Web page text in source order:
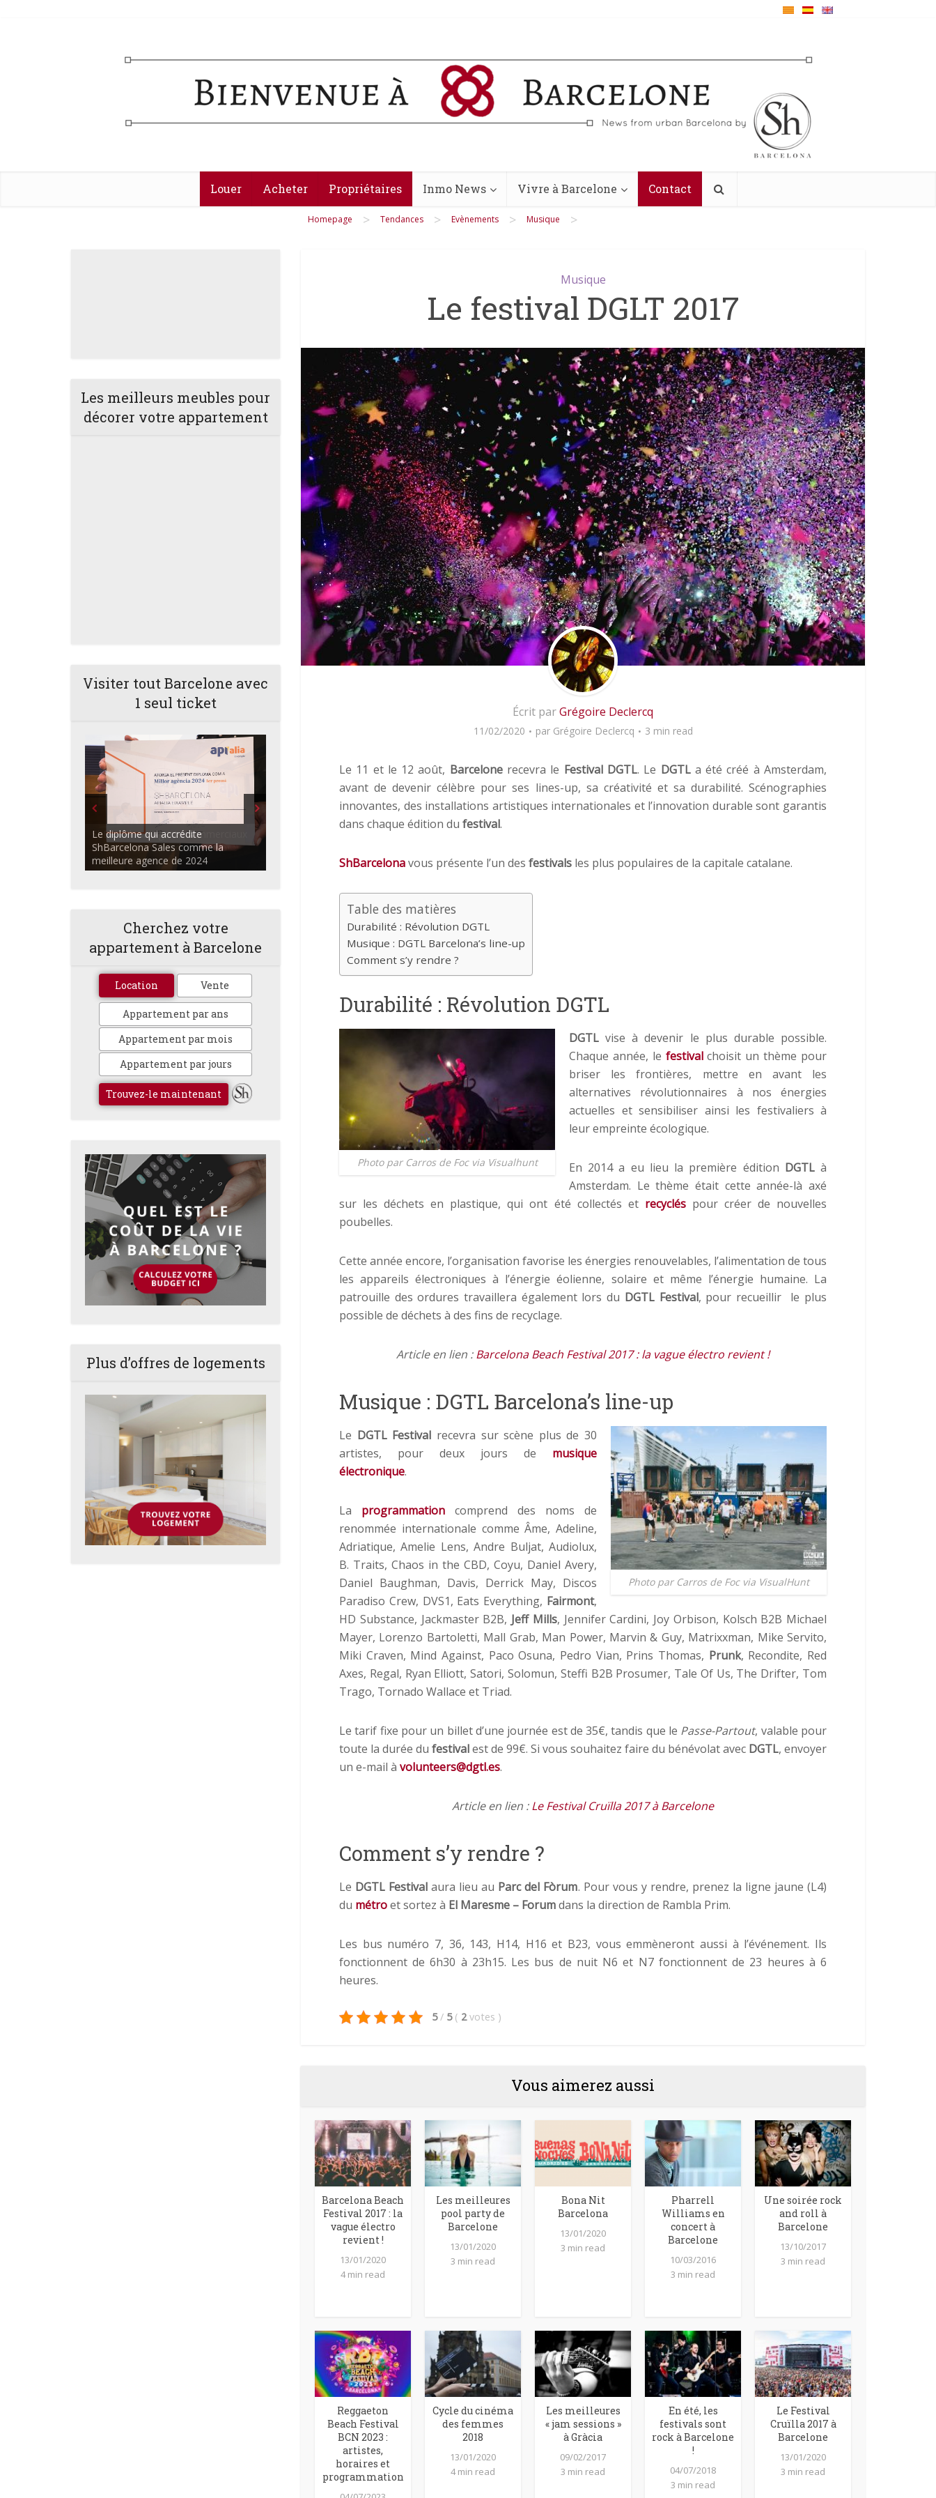
Louer Acheter Propriétaires Inmo News Vivre à Barcelone Contact
Homepage > Tendances > Evènements > Musique >
Les meilleurs meubles pour
décorer votre appartement
Visiter tout Barcelone avec
1 seul ticket
ShBarcelona Agents commerciaux
discutant dans l'auditorium du
Centre Apialia
Cherchez votre
appartement à Barcelone
Location Vente
Appartement par ans
Appartement par mois
Appartement par jours
Trouvez-le maintenant
Plus d’offres de logements
Musique
Le festival DGLT 2017
Écrit parGrégoire Declercq
11/02/2020 par Grégoire Declercq 3 min read
Le 11 et le 12 août, Barcelonerecevra le Festival DGTL. Le DGTLa été créé à Amsterdam,
avant de devenir célèbre pour ses lines-up, sa créativité et sa durabilité. Scénographies
innovantes, des installations artistiques internationales et l’innovation durable sont garantis
dans chaque édition du festival.
ShBarcelonavous présente l’un des festivals les plus populaires de la capitale catalane.
Table des matières
Durabilité : Révolution DGTL
Musique : DGTL Barcelona’s line-up
Comment s’y rendre ?
Durabilité : Révolution DGTL
Photo par Carros de Foc via Visualhunt
DGTL vise à devenir le plus durable possible.
Chaque année, le festivalchoisit un thème pour
briser les frontières, mettre en avant les
alternatives révolutionnaires à nos énergies
actuelles et sensibiliser ainsi les festivaliers à
leur empreinte écologique.
En 2014 a eu lieu la première édition DGTLà
Amsterdam. Le thème était cette année-là axé
sur les déchets en plastique, qui ont été collectés et recyclés pour créer de nouvelles
poubelles.
Cette année encore, l’organisation favorise les énergies renouvelables, l’alimentation de tous
les appareils électroniques à l’énergie éolienne, solaire et même l’énergie humaine. La
patrouille des ordures travaillera également lors du DGTL Festival, pour recueillir le plus
possible de déchets à des fins de recyclage.
Article en lien :Barcelona Beach Festival 2017 : la vague électro revient !
Musique : DGTL Barcelona’s line-up
Photo par Carros de Foc via VisualHunt
Le DGTL Festival recevra sur scène plus de 30
artistes, pour deux jours de
musique
électronique.
La programmation comprend des noms de
renommée internationale comme Âme, Adeline,
Adriatique, Amelie Lens, Andre Buljat, Audiolux,
B. Traits, Chaos in the CBD, Coyu, Daniel Avery,
Daniel Baughman, Davis, Derrick May, Discos
Paradiso Crew, DVS1, Eats Everything, Fairmont,
HD Substance, Jackmaster B2B, Jeff Mills, Jennifer Cardini, Joy Orbison, Kolsch B2B Michael
Mayer, Lorenzo Bartoletti, Mall Grab, Man Power, Marvin & Guy, Matrixxman, Mike Servito,
Miki Craven, Mind Against, Paco Osuna, Pedro Vian, Prins Thomas, Prunk, Recondite, Red
Axes, Regal, Ryan Elliott, Satori, Solomun, Steffi B2B Prosumer, Tale Of Us, The Drifter, Tom
Trago, Tornado Wallace et Triad.
Le tarif fixe pour un billet d’une journée est de 35€, tandis que le Passe-Partout, valable pour
toute la durée du festivalest de 99€. Si vous souhaitez faire du bénévolat avec DGTL, envoyer
un e-mail à volunteers@dgtl.es.
Article en lien :Le Festival Cruïlla 2017 à Barcelone
Comment s’y rendre ?
Le DGTL Festival aura lieu au Parc del Fòrum. Pour vous y rendre, prenez la ligne jaune (L4)
du métroet sortez à El Maresme – Forumdans la direction de Rambla Prim.
Les bus numéro 7, 36, 143, H14, H16 et B23, vous emmèneront aussi à l’événement. Ils
fonctionnent de 6h30 à 23h15. Les bus de nuit N6 et N7 fonctionnent de 23 heures à 6
heures.
5 / 5 ( 2 votes )
Vous aimerez aussi
Barcelona Beach
Festival 2017 : la
vague électro
revient !
13/01/2020
4 min read
Les meilleures
pool party de
Barcelone
13/01/2020
3 min read
Bona Nit
Barcelona
13/01/2020
3 min read
Pharrell
Williams en
concert à
Barcelone
10/03/2016
3 min read
Une soirée rock
and roll à
Barcelone
13/10/2017
3 min read
Reggaeton
Beach Festival
BCN 2023 :
artistes,
horaires et
programmation
Cycle du cinéma
des femmes
2018
13/01/2020
4 min read
Les meilleures
« jam sessions »
à Gràcia
09/02/2017
3 min read
En été, les
festivals sont
rock à Barcelone
!
04/07/2018
3 min read
Le Festival
Cruïlla 2017 à
Barcelone
13/01/2020
3 min read